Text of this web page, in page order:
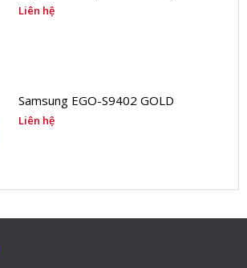
Liên hệ
Samsung EGO-S9402 GOLD
Liên hệ